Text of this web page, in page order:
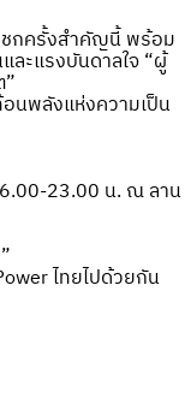
ชกครั้งสำคัญนี้ พร้อม
ะแรงบันดาลใจ “ผู้
นพลังแห่งความเป็น
23.00 น. ณ ลาน
ไทยไปด้วยกัน